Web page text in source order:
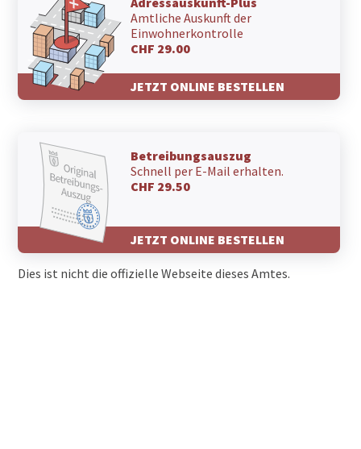
Amtliche Auskunft der
Einwohnerkontrolle
CHF 29.00
JETZT ONLINE BESTELLEN
Betreibungsauszug
Schnell per E-Mail erhalten.
CHF 29.50
JETZT ONLINE BESTELLEN
Dies ist nicht die offizielle Webseite dieses Amtes.